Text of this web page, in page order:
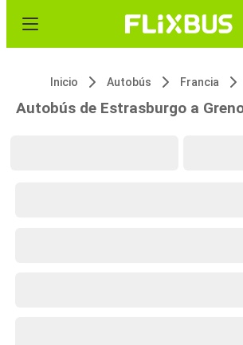
Inicio Autobús Francia
Autobús de Estrasburgo a